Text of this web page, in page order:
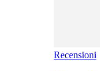
Recensioni